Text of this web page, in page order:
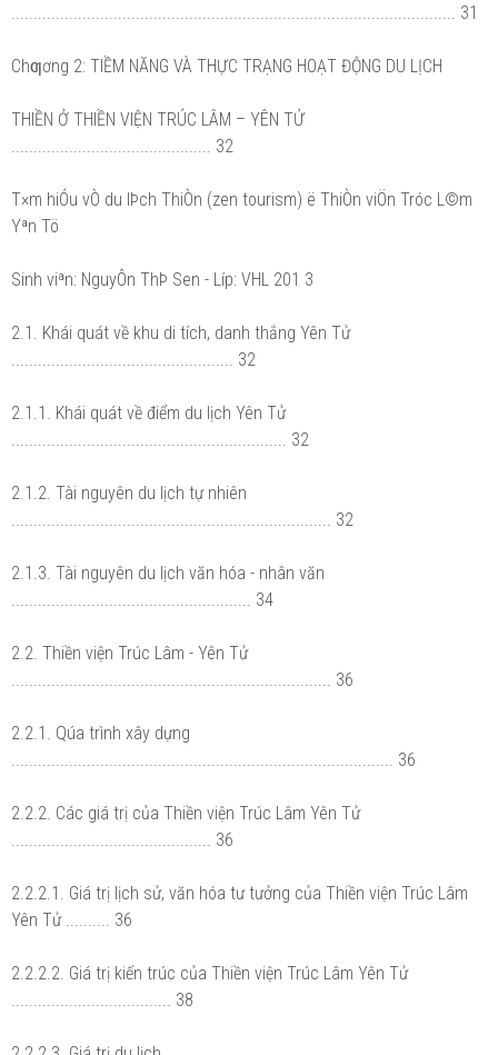
.................................................................................................... 31
Chƣơng 2: TIỀM NĂNG VÀ THỰC TRẠNG HOẠT ĐỘNG DU LỊCH
THIỀN Ở THIỀN VIỆN TRÚC LÂM – YÊN TỬ
............................................. 32
T×m hiÓu vÒ du lÞch ThiÒn (zen tourism) ë ThiÒn viÖn Tróc L©m
Yªn Tö
Sinh viªn: NguyÔn ThÞ Sen - Líp: VHL 201 3
2.1. Khái quát về khu di tích, danh thắng Yên Tử
.................................................. 32
2.1.1. Khái quát về điểm du lịch Yên Tử
.............................................................. 32
2.1.2. Tài nguyên du lịch tự nhiên
........................................................................ 32
2.1.3. Tài nguyên du lịch văn hóa - nhân văn
...................................................... 34
2.2. Thiền viện Trúc Lâm - Yên Tử
........................................................................ 36
2.2.1. Qúa trình xây dựng
...................................................................................... 36
2.2.2. Các giá trị của Thiền viện Trúc Lâm Yên Tử
............................................. 36
2.2.2.1. Giá trị lịch sử, văn hóa tư tưởng của Thiền viện Trúc Lâm
Yên Tử .......... 36
2.2.2.2. Giá trị kiến trúc của Thiền viện Trúc Lâm Yên Tử
.................................... 38